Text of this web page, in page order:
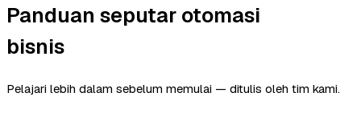
Panduan seputar otomasi
bisnis
Pelajari lebih dalam sebelum memulai — ditulis oleh tim kami.